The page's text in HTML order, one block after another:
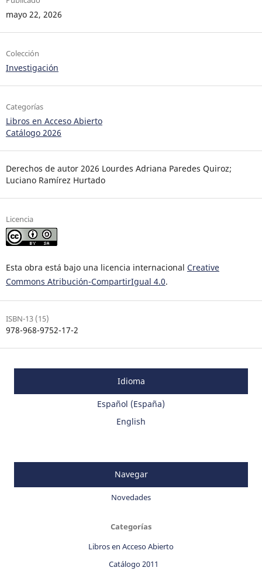
mayo 22, 2026
Colección
Investigación
Categorías
Libros en Acceso Abierto
Catálogo 2026
Derechos de autor 2026 Lourdes Adriana Paredes Quiroz;
Luciano Ramírez Hurtado
Licencia
Esta obra está bajo una licencia internacional Creative
Commons Atribución-CompartirIgual 4.0.
ISBN-13 (15)
978-968-9752-17-2
Idioma
Español (España)
English
Navegar
Novedades
Categorías
Libros en Acceso Abierto
Catálogo 2011